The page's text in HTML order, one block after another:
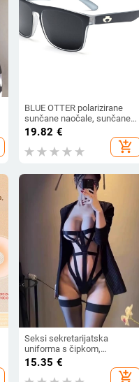
BLUE OTTER polarizirane
sunčane naočale, sunčane
naočale za sportove na
otvorenom, sunčane naočale
za plažu, naočale za ribolov,
sunčane naočale za vožnju,
19.82 €
add_shopping_cart
Seksi sekretarijatska
uniforma s čipkom,
jednodijelni body, poliester
90–95%, za žene
15.35 €
add_shopping_cart